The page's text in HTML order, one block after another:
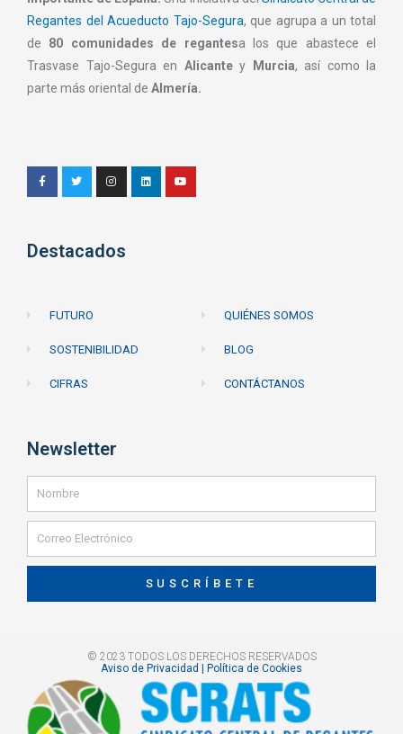
Regantes del Acueducto Tajo-Segura, que agrupa a un total
de 80 comunidades de regantesa los que abastece el
Trasvase Tajo-Segura en Alicante y Murcia, así como la
parte más oriental de Almería.
Destacados
FUTURO
SOSTENIBILIDAD
CIFRAS
QUIÉNES SOMOS
BLOG
CONTÁCTANOS
Newsletter
SUSCRÍBETE
© 2023 TODOS LOS DERECHOS RESERVADOS
Aviso de Privacidad | Política de Cookies